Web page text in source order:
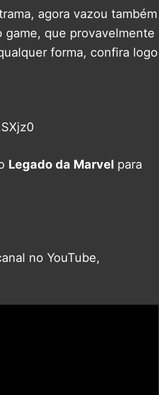
agora vazou também
game, que provavelmente
forma, confira logo
Legado da Marvel para
no YouTube,